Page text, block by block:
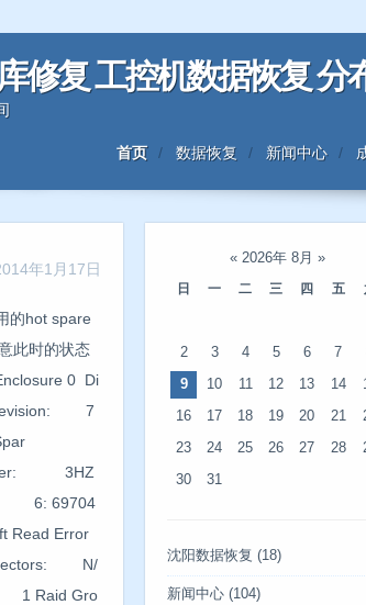
修复 工控机数据恢复 分
首页 数据恢复 新闻中心
年1月17日
的hot spare
此时的状态
0 Di
7
3HZ
6: 69704
Error
Sectors: N/
1 Raid Gro
« 2026年 8月 »
日
一 二 三 四 五
2 3 4 5 6 7
9 10 11 12 13 14
16 17 18 19 20 21
23 24 25 26 27 28
30 31
沈阳数据恢复 (18)
新闻中心 (104)